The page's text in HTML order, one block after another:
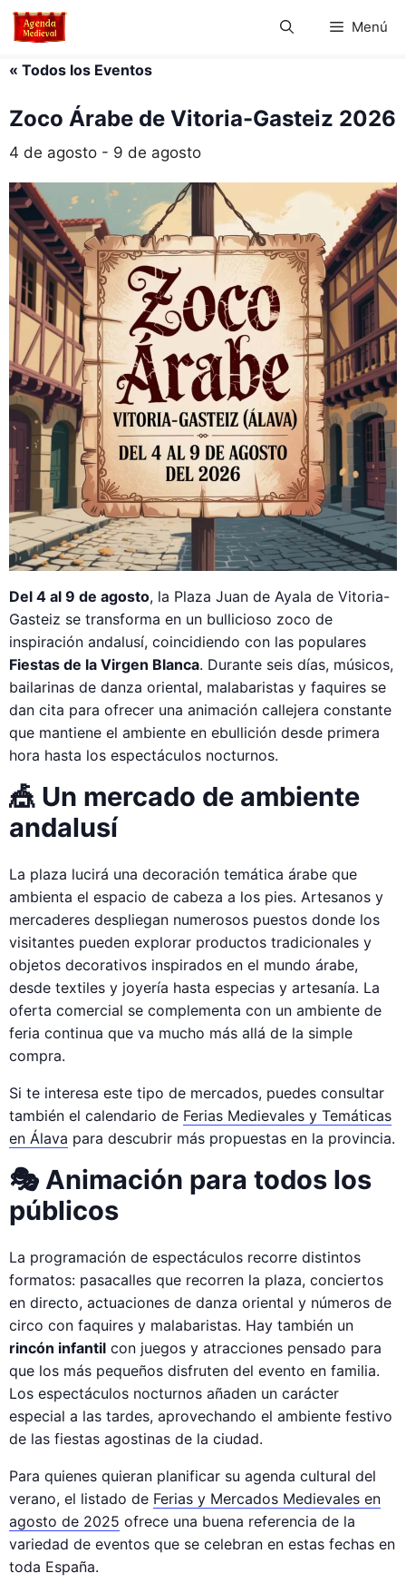
Saltar
Menú
« Todos los Eventos
Zoco Árabe de Vitoria-Gasteiz 2026
4 de agosto - 9 de agosto
Del 4 al 9 de agosto, la Plaza Juan de Ayala de Vitoria-
Gasteiz se transforma en un bullicioso zoco de
inspiración andalusí, coincidiendo con las populares
Fiestas de la Virgen Blanca. Durante seis días, músicos,
bailarinas de danza oriental, malabaristas y faquires se
dan cita para ofrecer una animación callejera constante
que mantiene el ambiente en ebullición desde primera
hora hasta los espectáculos nocturnos.
🎪 Un mercado de ambiente
andalusí
La plaza lucirá una decoración temática árabe que
ambienta el espacio de cabeza a los pies. Artesanos y
mercaderes despliegan numerosos puestos donde los
visitantes pueden explorar productos tradicionales y
objetos decorativos inspirados en el mundo árabe,
desde textiles y joyería hasta especias y artesanía. La
oferta comercial se complementa con un ambiente de
feria continua que va mucho más allá de la simple
compra.
Si te interesa este tipo de mercados, puedes consultar
también el calendario de Ferias Medievales y Temáticas
en Álava para descubrir más propuestas en la provincia.
🎭 Animación para todos los
públicos
La programación de espectáculos recorre distintos
formatos: pasacalles que recorren la plaza, conciertos
en directo, actuaciones de danza oriental y números de
circo con faquires y malabaristas. Hay también un
rincón infantil con juegos y atracciones pensado para
que los más pequeños disfruten del evento en familia.
Los espectáculos nocturnos añaden un carácter
especial a las tardes, aprovechando el ambiente festivo
de las fiestas agostinas de la ciudad.
Para quienes quieran planificar su agenda cultural del
verano, el listado de Ferias y Mercados Medievales en
agosto de 2025 ofrece una buena referencia de la
variedad de eventos que se celebran en estas fechas en
toda España.